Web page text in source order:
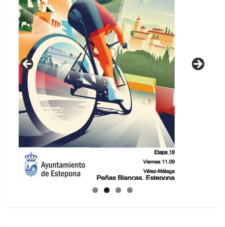
GUIA DE INSTALACIONES DEPORTIVAS